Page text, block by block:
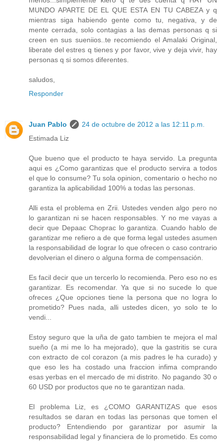
MUNDO APARTE DE EL QUE ESTA EN TU CABEZA y q
mientras siga habiendo gente como tu, negativa, y de
mente cerrada, solo contagias a las demas personas q si
creen en sus sueniios..te recomiendo el Amalaki Original,
liberate del estres q tienes y por favor, vive y deja vivir, hay
personas q si somos diferentes.
saludos,
Responder
Juan Pablo
24 de octubre de 2012 a las 12:11 p.m.
Estimada Liz
Que bueno que el producto te haya servido. La pregunta
aqui es ¿Como garantizas que el producto servira a todos
el que lo consume? Tu sola opinion, comentario o hecho no
garantiza la aplicabilidad 100% a todas las personas.
Alli esta el problema en Zrii. Ustedes venden algo pero no
lo garantizan ni se hacen responsables. Y no me vayas a
decir que Depaac Choprac lo garantiza. Cuando hablo de
garantizar me refiero a de que forma legal ustedes asumen
la responsabilidad de lograr lo que ofrecen o caso contrario
devolverian el dinero o alguna forma de compensación.
Es facil decir que un tercerlo lo recomienda. Pero eso no es
garantizar. Es recomendar. Ya que si no sucede lo que
ofreces ¿Que opciones tiene la persona que no logra lo
prometido? Pues nada, alli ustedes dicen, yo solo te lo
vendi...
Estoy seguro que la uña de gato tambien te mejora el mal
sueño (a mi me lo ha mejorado), que la gastritis se cura
con extracto de col corazon (a mis padres le ha curado) y
que eso les ha costado una fraccion infima comprando
esas yerbas en el mercado de mi distrito. No pagando 30 o
60 USD por productos que no te garantizan nada.
El problema Liz, es ¿COMO GARANTIZAS que esos
resultados se daran en todas las personas que tomen el
producto? Entendiendo por garantizar por asumir la
responsabilidad legal y financiera de lo prometido. Es como